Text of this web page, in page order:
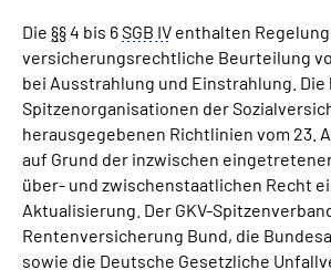
Mein
Die §§4 bis 6SGB IV enthalten
versicherungsrechtliche Beurteilung
bei Ausstrahlung und Einstrahlung. Die
Spitzenorganisationen der
herausgegebenen Richtlinien vom 23.
auf Grund der inzwischen
über- und zwischenstaatlichen Recht
Aktualisierung. Der GKV-
Rentenversicherung Bund, die
sowie die Deutsche Gesetzliche